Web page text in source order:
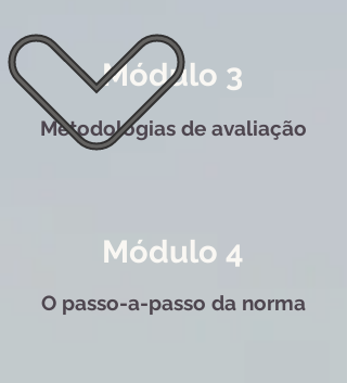
Módulo 3
Metodologias de avaliação
Módulo 4
O passo-a-passo da norma